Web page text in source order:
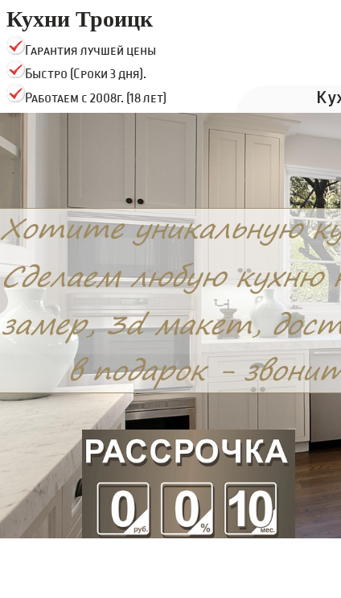
Кухни Троицк
Гарантия лучшей цены
Быстро (Сроки 3 дня).
Работаем с 2008г. (18 лет)